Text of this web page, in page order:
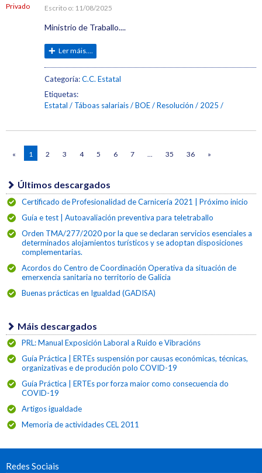
Privado Escrito o: 11/08/2025
Ministrio de Traballo....
Ler máis....
Categoría:C.C. Estatal
Etiquetas:
Estatal
Táboas salariais BOE Resolución 2025
« 1 2 3 4 5 6 7 ... 35 36 »
Últimos descargados
Certificado de Profesionalidad de Carnicería 2021 | Próximo inicio
Guía e test | Autoavaliación preventiva para teletraballo
Orden TMA/277/2020 por la que se declaran servicios esenciales a
determinados alojamientos turísticos y se adoptan disposiciones
complementarias.
Acordos do Centro de Coordinación Operativa da situación de
emerxencia sanitaria no territorio de Galicia
Buenas prácticas en Igualdad (GADISA)
Máis descargados
PRL: Manual Exposición Laboral a Ruido e Vibracións
Guía Práctica | ERTEs suspensión por causas económicas, técnicas,
organizativas e de produción polo COVID-19
Guía Práctica | ERTEs por forza maior como consecuencia do
COVID-19
Artigos igualdade
Memoria de actividades CEL 2011
Redes Sociais